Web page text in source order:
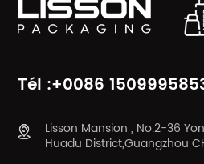
Tél :+0086
Lisson Mansion , No.2-36
Huadu District,Guangzhou